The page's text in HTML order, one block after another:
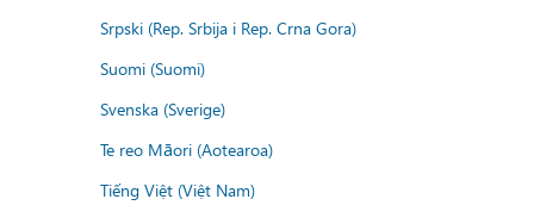
Srpski (Rep. Srbija i Rep. Crna Gora)
Suomi (Suomi)
Svenska (Sverige)
Te reo Māori (Aotearoa)
Tiếng Việt (Việt Nam)